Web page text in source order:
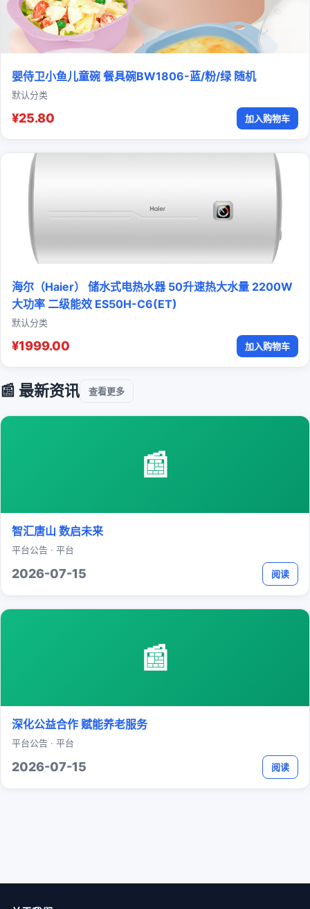
婴侍卫小鱼儿童碗 餐具碗BW1806-蓝/粉/绿 随机
默认分类
¥25.80 加入购物车
海尔（Haier） 储水式电热水器 50升速热大水量 2200W
大功率 二级能效 ES50H-C6(ET)
默认分类
¥1999.00 加入购物车
📰 最新资讯 查看更多
📰
智汇唐山 数启未来
平台公告 · 平台
2026-07-15 阅读
📰
深化公益合作 赋能养老服务
平台公告 · 平台
2026-07-15 阅读